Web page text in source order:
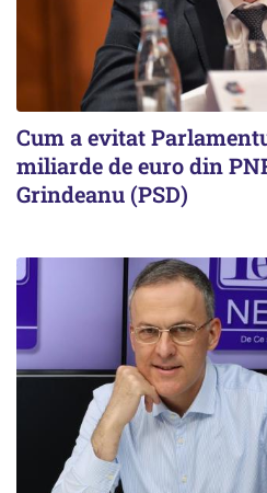
Cum a evitat
miliarde de euro din
Grindeanu (PSD)